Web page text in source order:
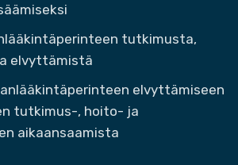
tutkimusta,
elvyttämistä
elvyttämiseen
tutkimus-, hoito- ja
aikaansaamista